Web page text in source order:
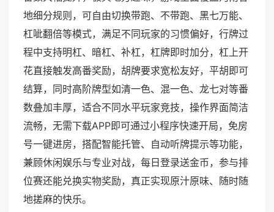
地细分规则，可自由切换带跑、不带跑、黑七万能、
杠呲翻倍等模式，满足不同玩家的习惯偏好，行牌过
程中支持明杠、暗杠、补杠，杠牌即时加分，杠上开
花直接触发高番奖励，胡牌要求宽松友好，平胡即可
结算，同时高阶牌型如清一色、混一色、龙七对等番
数叠加丰厚，适合不同水平玩家竞技，操作界面简洁
流畅，无需下载APP即可通过小程序快速开局，免房
号一键进房，搭配智能托管、自动听牌提示等功能，
兼顾休闲娱乐与专业对战，每日登录送金币，参与排
位赛还能兑换实物奖励，真正实现原汁原味、随时随
地搓麻的快乐。